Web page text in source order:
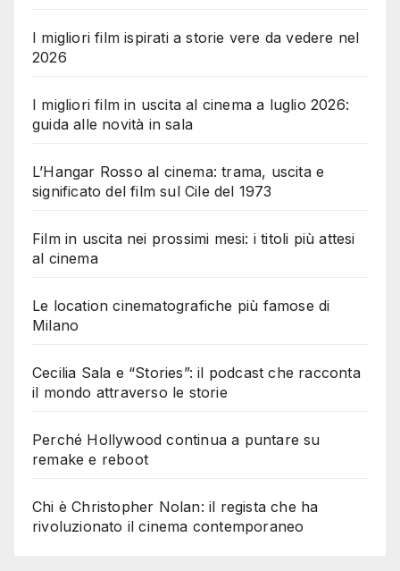
I migliori film ispirati a storie vere da vedere nel
2026
I migliori film in uscita al cinema a luglio 2026:
guida alle novità in sala
L’Hangar Rosso al cinema: trama, uscita e
significato del film sul Cile del 1973
Film in uscita nei prossimi mesi: i titoli più attesi
al cinema
Le location cinematografiche più famose di
Milano
Cecilia Sala e “Stories”: il podcast che racconta
il mondo attraverso le storie
Perché Hollywood continua a puntare su
remake e reboot
Chi è Christopher Nolan: il regista che ha
rivoluzionato il cinema contemporaneo